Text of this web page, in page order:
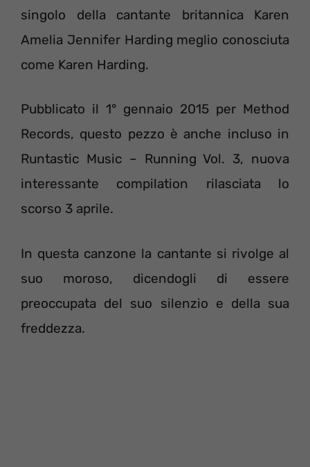
singolo della cantante britannica Karen
Amelia Jennifer Harding meglio conosciuta
come Karen Harding.
Pubblicato il 1° gennaio 2015 per Method
Records, questo pezzo è anche incluso in
Runtastic Music – Running Vol. 3, nuova
interessante compilation rilasciata lo
scorso 3 aprile.
In questa canzone la cantante si rivolge al
suo moroso, dicendogli di essere
preoccupata del suo silenzio e della sua
freddezza.